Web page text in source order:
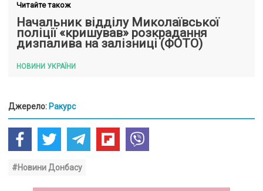
Читайте також
Начальник відділу Миколаївської
поліції «кришував» розкрадання
дизпалива на залізниці (ФОТО)
НОВИНИ УКРАЇНИ
Джерело: Ракурс
#Новини Донбасу